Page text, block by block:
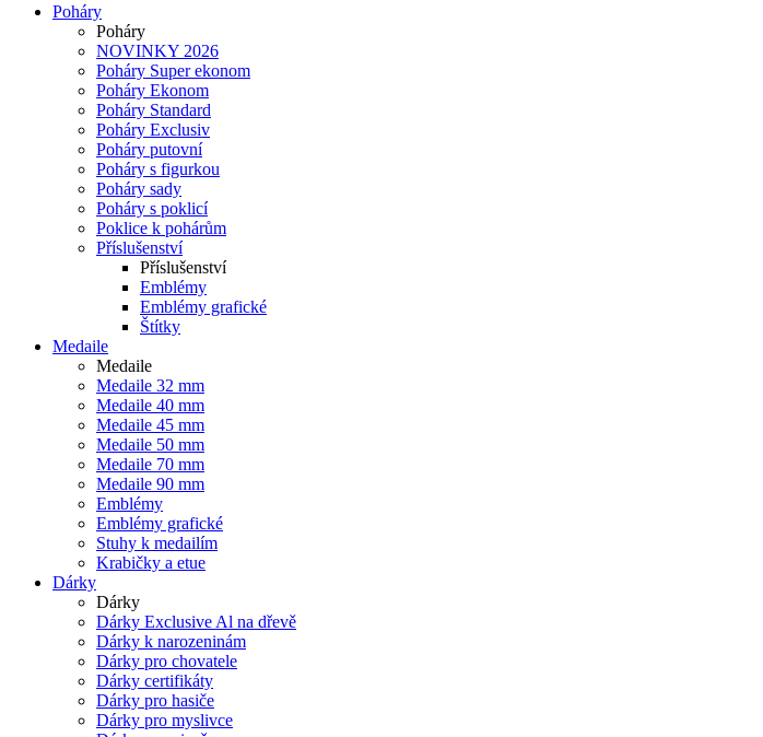
Poháry
Poháry
NOVINKY 2026
Poháry Super ekonom
Poháry Ekonom
Poháry Standard
Poháry Exclusiv
Poháry putovní
Poháry s figurkou
Poháry sady
Poháry s poklicí
Poklice k pohárům
Příslušenství
Příslušenství
Emblémy
Emblémy grafické
Štítky
Medaile
Medaile
Medaile 32 mm
Medaile 40 mm
Medaile 45 mm
Medaile 50 mm
Medaile 70 mm
Medaile 90 mm
Emblémy
Emblémy grafické
Stuhy k medailím
Krabičky a etue
Dárky
Dárky
Dárky Exclusive Al na dřevě
Dárky k narozeninám
Dárky pro chovatele
Dárky certifikáty
Dárky pro hasiče
Dárky pro myslivce